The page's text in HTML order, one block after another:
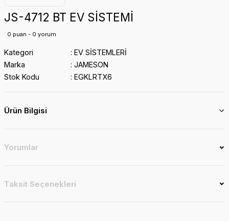
JS-4712 BT EV SİSTEMİ
0 puan - 0 yorum
Kategori
EV SİSTEMLERİ
Marka
JAMESON
Stok Kodu
EGKLRTX6
Ürün Bilgisi
Yorumlar
Taksit Seçenekleri